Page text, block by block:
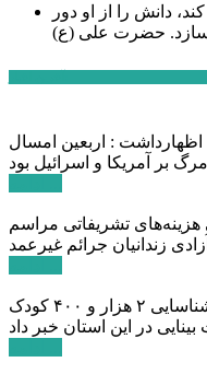
دانش را از او دور
حضرت علی (ع)
: اربعین امسال
هزینه‌های تشریفاتی مراسم
زندانیان جرائم غیرعمد
مدیر کل بهزیستی استان البرز از شناسایی ۲ هزار و ۴۰۰ کودک